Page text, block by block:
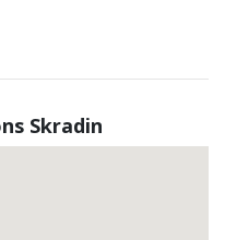
Skradin